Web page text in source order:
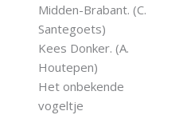
Midden-Brabant. (C.
Santegoets)
Kees Donker. (A.
Houtepen)
Het onbekende
vogeltje